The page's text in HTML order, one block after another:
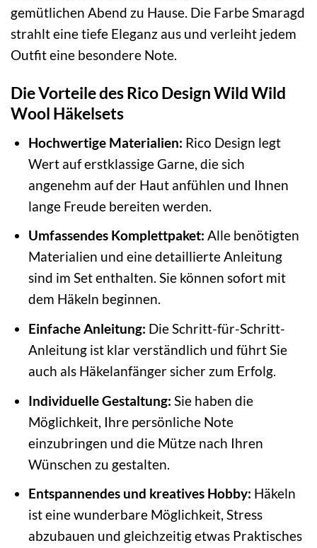
gemütlichen Abend zu Hause. Die Farbe Smaragd
strahlt eine tiefe Eleganz aus und verleiht jedem
Outfit eine besondere Note.
Die Vorteile des Rico Design Wild Wild
Wool Häkelsets
Hochwertige Materialien: Rico Design legt
Wert auf erstklassige Garne, die sich
angenehm auf der Haut anfühlen und Ihnen
lange Freude bereiten werden.
Umfassendes Komplettpaket: Alle benötigten
Materialien und eine detaillierte Anleitung
sind im Set enthalten. Sie können sofort mit
dem Häkeln beginnen.
Einfache Anleitung: Die Schritt-für-Schritt-
Anleitung ist klar verständlich und führt Sie
auch als Häkelanfänger sicher zum Erfolg.
Individuelle Gestaltung: Sie haben die
Möglichkeit, Ihre persönliche Note
einzubringen und die Mütze nach Ihren
Wünschen zu gestalten.
Entspannendes und kreatives Hobby: Häkeln
ist eine wunderbare Möglichkeit, Stress
abzubauen und gleichzeitig etwas Praktisches